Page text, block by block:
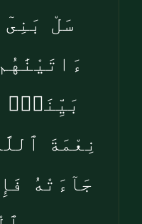
سَلْ
بَيِّنَةٍۢ
نِعْمَةَ
جَآءَتْهُ